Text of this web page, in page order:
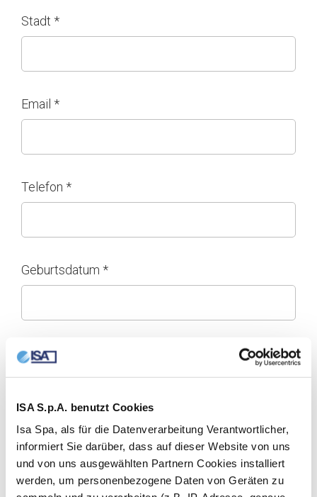
ISA S.p.A. benutzt Cookies
Isa Spa, als für die Datenverarbeitung Verantwortlicher,
informiert Sie darüber, dass auf dieser Website von uns
und von uns ausgewählten Partnern Cookies installiert
werden, um personenbezogene Daten von Geräten zu
Stadt *
Email *
Telefon *
Geburtsdatum *
Genre
Diplom *